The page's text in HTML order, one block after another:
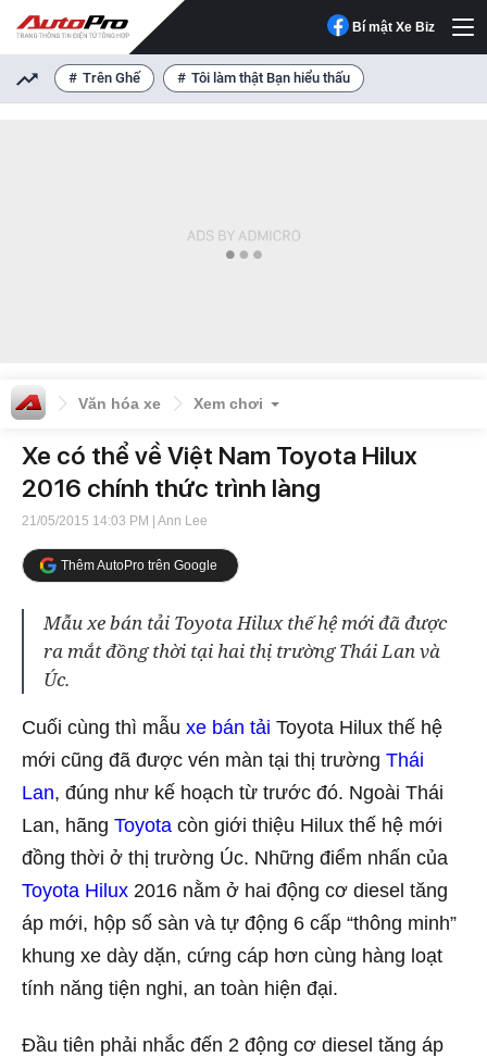
Bí mật Xe Biz
Trên Ghế Tôi làm thật Bạn hiểu thấu
Văn hóa xe Xem chơi
Xe có thể về Việt Nam Toyota Hilux
2016 chính thức trình làng
21/05/2015 14:03 PM | Ann Lee
Thêm AutoPro trên Google
Mẫu xe bán tải Toyota Hilux thế hệ mới đã được
ra mắt đồng thời tại hai thị trường Thái Lan và
Úc.
Cuối cùng thì mẫu xe bán tải Toyota Hilux thế hệ
mới cũng đã được vén màn tại thị trường Thái
Lan, đúng như kế hoạch từ trước đó. Ngoài Thái
Lan, hãng Toyota còn giới thiệu Hilux thế hệ mới
đồng thời ở thị trường Úc. Những điểm nhấn của
Toyota Hilux 2016 nằm ở hai động cơ diesel tăng
áp mới, hộp số sàn và tự động 6 cấp “thông minh”
khung xe dày dặn, cứng cáp hơn cùng hàng loạt
tính năng tiện nghi, an toàn hiện đại.
Đầu tiên phải nhắc đến 2 động cơ diesel tăng áp